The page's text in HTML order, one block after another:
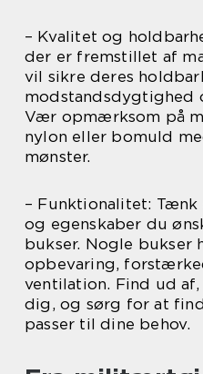
– Kvalitet og
der er fremstillet af
vil sikre deres
modstandsdygtighed
Vær opmærksom på
nylon eller bomuld
mønster.
– Funktionalitet:
og egenskaber du
bukser. Nogle bukser
opbevaring,
ventilation. Find ud
dig, og sørg for at
passer til dine behov.